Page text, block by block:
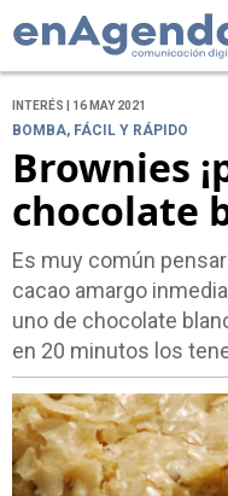
INTERÉS | 16 MAY 2021
BOMBA, FÁCIL Y RÁPIDO
Brownies
chocolate
Es muy común
cacao amargo
uno de chocolate
en 20 minutos los